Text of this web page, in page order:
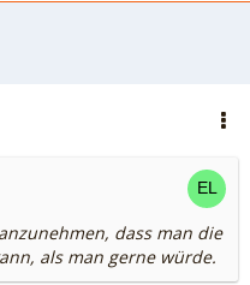
dass man die
als man gerne würde.